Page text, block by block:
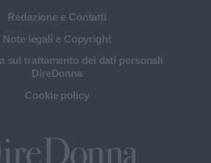
Redazione e Contatti
Note legali e Copyright
sul trattamento dei dati personali
DireDonna
Cookie policy